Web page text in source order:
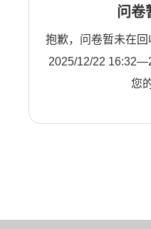
问卷
抱歉，问卷暂未在
2025/12/22
您